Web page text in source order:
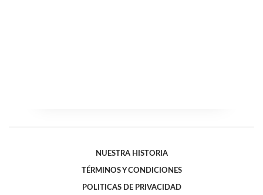
NUESTRA HISTORIA
TÉRMINOS Y CONDICIONES
POLITICAS DE PRIVACIDAD